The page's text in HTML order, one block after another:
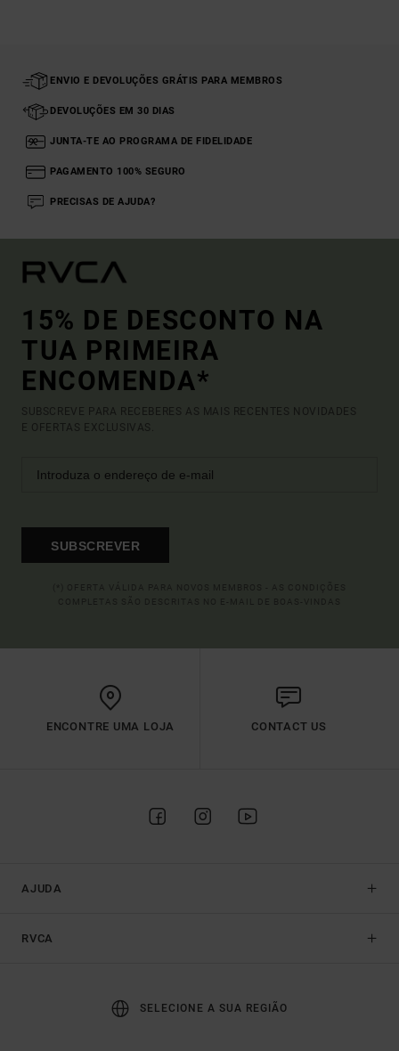
ENVIO E DEVOLUÇÕES GRÁTIS PARA MEMBROS
DEVOLUÇÕES EM 30 DIAS
JUNTA-TE AO PROGRAMA DE FIDELIDADE
PAGAMENTO 100% SEGURO
PRECISAS DE AJUDA?
15% DE DESCONTO NA
TUA PRIMEIRA
ENCOMENDA*
SUBSCREVE PARA RECEBERES AS MAIS RECENTES NOVIDADES
E OFERTAS EXCLUSIVAS.
SUBSCREVER
ENCONTRE UMA LOJA CONTACT US
AJUDA
RVCA
SELECIONE A SUA REGIÃO